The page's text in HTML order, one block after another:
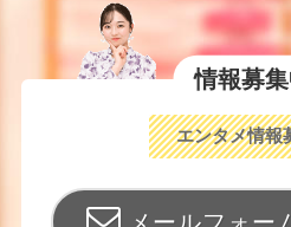
情報募集
エンタメ情報